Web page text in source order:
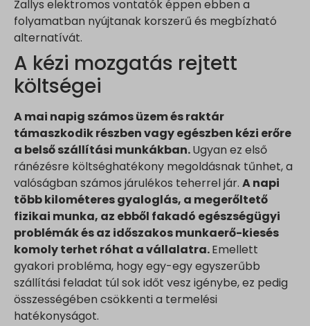
Zallys elektromos vontatók éppen ebben a
folyamatban nyújtanak korszerű és megbízható
alternatívát.
A kézi mozgatás rejtett
költségei
A mai napig számos üzem és raktár
támaszkodik részben vagy egészben kézi erőre
a belső szállítási munkákban.Ugyan ez első
ránézésre költséghatékony megoldásnak tűnhet, a
valóságban számos járulékos teherrel jár. A napi
több kilométeres gyaloglás, a megerőltető
fizikai munka, az ebből fakadó egészségügyi
problémák és az időszakos munkaerő-kiesés
komoly terhet róhat a vállalatra.Emellett
gyakori probléma, hogy egy-egy egyszerűbb
szállítási feladat túl sok időt vesz igénybe, ez pedig
összességében csökkenti a termelési
hatékonyságot.